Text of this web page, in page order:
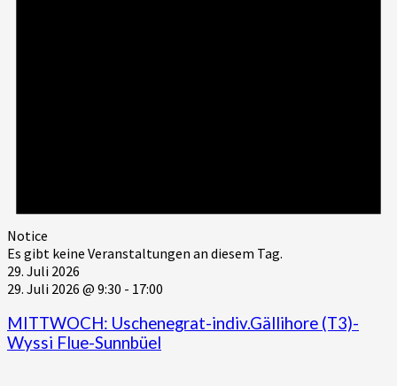
Notice
Es gibt keine Veranstaltungen an diesem Tag.
29. Juli 2026
29. Juli 2026 @ 9:30 - 17:00
MITTWOCH: Uschenegrat-indiv.Gällihore (T3)-
Wyssi Flue-Sunnbüel